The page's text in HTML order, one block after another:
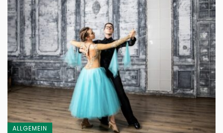
ALLGEMEIN